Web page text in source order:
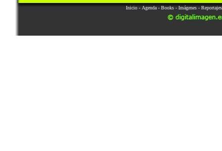
Inicio - Agenda - Books - Imágenes - Reportajes